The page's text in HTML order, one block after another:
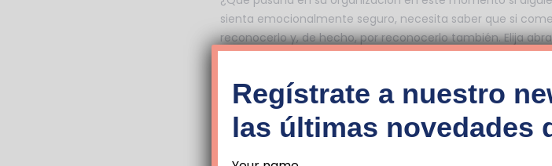
sienta emocionalmente seguro, necesita saber que si
reconocerlo y, de hecho, por reconocerlo también. Elija
Vale la pena señalar la propia investigación de Edmondson
Estados Unidos y descubrió que fueron los mejores
Regístrate a nuestro
las últimas novedades